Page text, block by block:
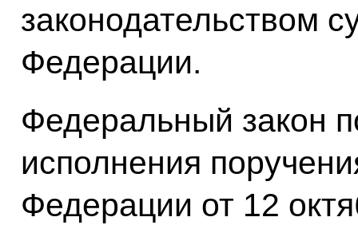
законодательством
Федерации.
Федеральный закон
исполнения
Федерации от 12